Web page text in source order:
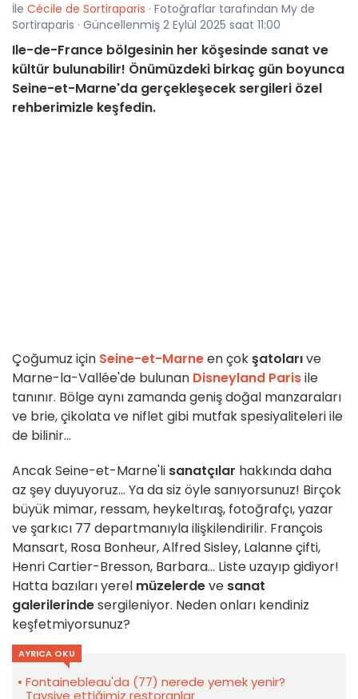
İle Cécile de Sortiraparis · Fotoğraflar tarafından My de
Sortiraparis · Güncellenmiş 2 Eylül 2025 saat 11:00
Ile-de-France bölgesinin her köşesinde sanat ve
kültür bulunabilir! Önümüzdeki birkaç gün boyunca
Seine-et-Marne'da gerçekleşecek sergileri özel
rehberimizle keşfedin.
Çoğumuz için Seine-et-Marneen çokşatolarıve
Marne-la-Vallée'de bulunan Disneyland Parisile
tanınır. Bölge aynı zamanda geniş doğal manzaraları
ve brie, çikolata ve niflet gibi mutfak spesiyaliteleri ile
de bilinir...
Ancak Seine-et-Marne'li sanatçılar hakkında daha
az şey duyuyoruz... Ya da siz öyle sanıyorsunuz! Birçok
büyük mimar, ressam, heykeltıraş, fotoğrafçı, yazar
ve şarkıcı 77 departmanıyla ilişkilendirilir. François
Mansart, Rosa Bonheur, Alfred Sisley, Lalanne çifti,
Henri Cartier-Bresson, Barbara... Liste uzayıp gidiyor!
Hatta bazıları yerel müzelerdeve sanat
galerilerindesergileniyor. Neden onları kendiniz
keşfetmiyorsunuz?
AYRICA OKU
Fontainebleau'da (77) nerede yemek yenir?